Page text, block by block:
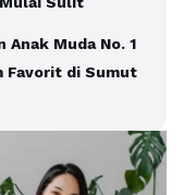
Anak Muda No. 1
Favorit di Sumut